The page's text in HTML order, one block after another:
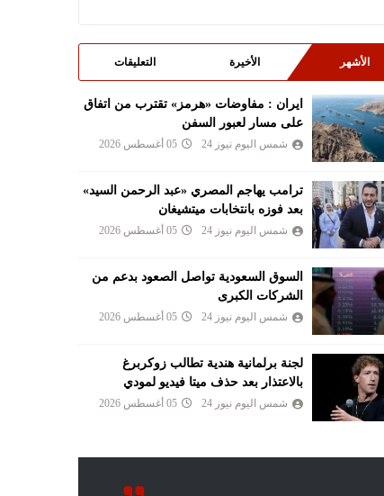
الأشهر الأخيرة التعليقات
ايران : مفاوضات «هرمز» تقترب من اتفاق
على مسار لعبور السفن
شمس اليوم نيوز 24 05 أغسطس 2026
ترامب يهاجم المصري «عبد الرحمن السيد»
بعد فوزه بانتخابات ميتشيغان
شمس اليوم نيوز 24 05 أغسطس 2026
السوق السعودية تواصل الصعود بدعم من
الشركات الكبرى
شمس اليوم نيوز 24 05 أغسطس 2026
لجنة برلمانية هندية تطالب زوكربرغ
بالاعتذار بعد حذف ميتا فيديو لمودي
شمس اليوم نيوز 24 05 أغسطس 2026